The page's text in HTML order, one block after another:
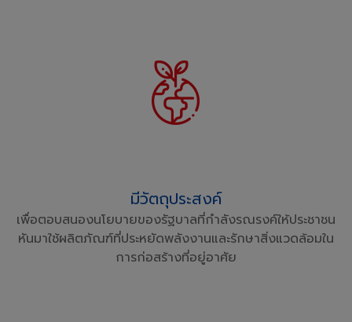
มีวัตถุประสงค์
เพื่อตอบสนองนโยบายของรัฐบาลที่กำลังรณรงค์ให้ประชาชน
หันมาใช้ผลิตภัณฑ์ที่ประหยัดพลังงานและรักษาสิ่งแวดล้อมใน
การก่อสร้างที่อยู่อาศัย